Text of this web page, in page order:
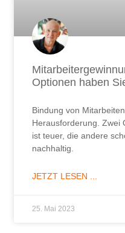
Optionen haben
Bindung von
Herausforderung. Zwei
ist teuer, die andere
nachhaltig.
JETZT LESEN ...
25. Mai 2023